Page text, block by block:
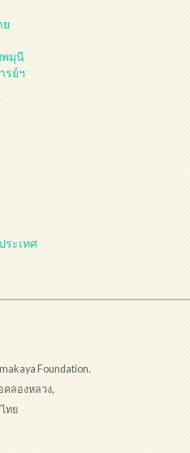
ย
พมุนี
รย์ฯ
ระเทศ
Foundation.
คลองหลวง,
ทย